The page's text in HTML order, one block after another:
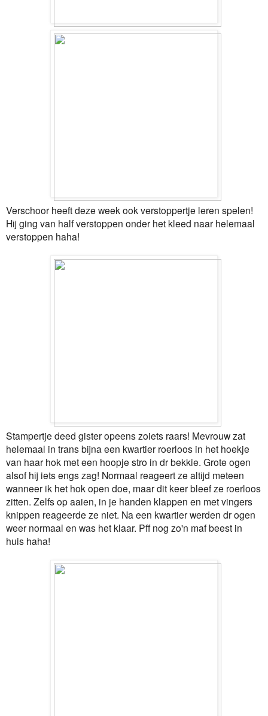
Verschoor heeft deze week ook verstoppertje leren spelen!
Hij ging van half verstoppen onder het kleed naar helemaal
verstoppen haha!
Stampertje deed gister opeens zoiets raars! Mevrouw zat
helemaal in trans bijna een kwartier roerloos in het hoekje
van haar hok met een hoopje stro in dr bekkie. Grote ogen
alsof hij iets engs zag! Normaal reageert ze altijd meteen
wanneer ik het hok open doe, maar dit keer bleef ze roerloos
zitten. Zelfs op aaien, in je handen klappen en met vingers
knippen reageerde ze niet. Na een kwartier werden dr ogen
weer normaal en was het klaar. Pff nog zo'n maf beest in
huis haha!